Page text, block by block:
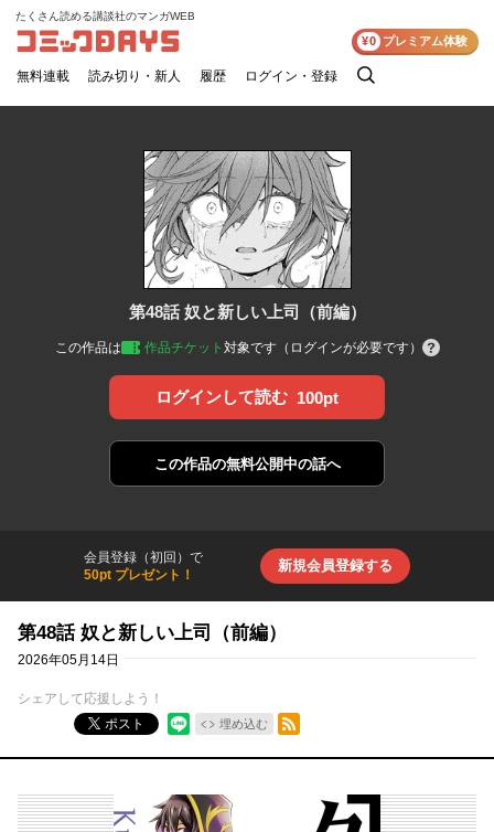
コミックDAYS
たくさん読める講談社のマンガWEB
無料連載 読み切り・新人 履歴 ログイン・登録
検
¥0 プレミアム体験
第48話 奴と新しい上司（前編）
この作品は 作品チケット 対象です（ログインが必要です）
ログインして読む 100pt
この作品の無料公開中の話へ
会員登録（初回）で
50pt プレゼント！
新規会員登録する
第48話 奴と新しい上司（前編）
2026年05月14日
シェアして応援しよう！
ポスト
埋め込む
RSSフィード